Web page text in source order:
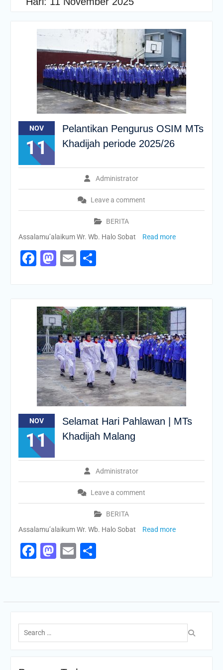
NOV
11
Pelantikan Pengurus OSIM MTs
Khadijah periode 2025/26
Administrator
Leave a comment
BERITA
Assalamu’alaikum Wr. Wb. Halo Sobat
Read more
Facebook
Mastodon
EmailShare
NOV
11
Selamat Hari Pahlawan | MTs
Khadijah Malang
Administrator
Leave a comment
BERITA
Assalamu’alaikum Wr. Wb. Halo Sobat
Read more
Facebook
Mastodon
EmailShare
Search
for: